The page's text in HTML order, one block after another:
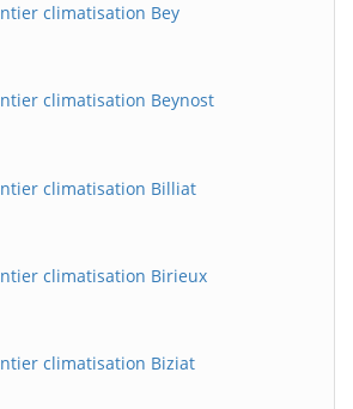
climatisation Bey
climatisation Beynost
climatisation Billiat
climatisation Birieux
climatisation Biziat